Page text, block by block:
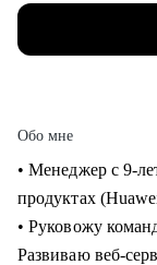
Обо мне
• Менеджер с 9-
продуктах
• Руковожу
Развиваю веб-